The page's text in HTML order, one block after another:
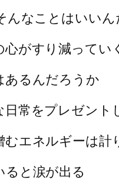
んなことはいいん
心がすり減ってい
あるんだろうか
日常をプレゼント
むエネルギーは計
ると涙が出る